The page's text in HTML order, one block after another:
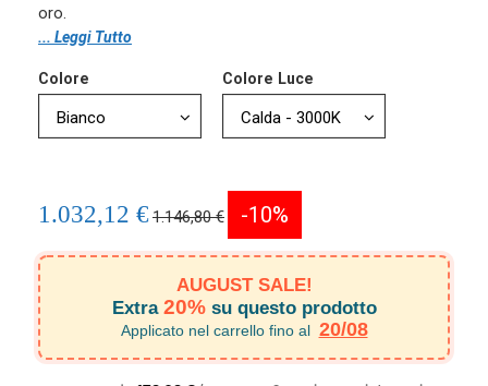
oro.
... Leggi Tutto
Colore Colore Luce
1.032,12 €1.146,80 € -10%
AUGUST SALE!
Extra 20%su questo prodotto
Applicato nel carrello fino al 20/08